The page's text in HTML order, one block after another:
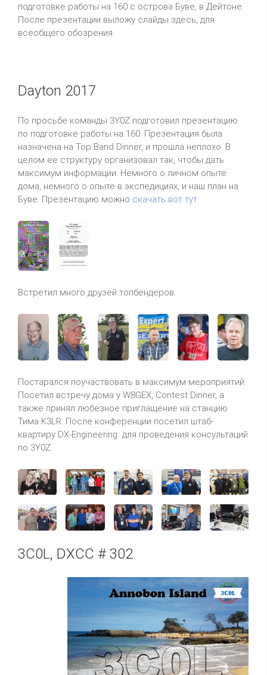
подготовке работы на 160 с острова Буве, в Дейтоне.
После презентации выложу слайды здесь, для
всеобщего обозрения.
Dayton 2017
По просьбе команды 3Y0Z подготовил презентацию
по подготовке работы на 160. Презентация была
назначена на Top Band Dinner, и прошла неплохо. В
целом ее структуру организовал так, чтобы дать
максимум информации. Немного о личном опыте
дома, немного о опыте в экспедициях, и наш план на
Буве. Презентацию можно скачать вот тут.
Встретил много друзей топбендеров.
Постарался поучаствовать в максимум мероприятий.
Посетил встречу дома у W8GEX, Contest Dinner, а
также принял любезное приглащение на станцию
Тима K3LR. После конференции посетил штаб-
квартиру DX-Engineering для проведения консультаций
по 3Y0Z.
3C0L, DXCC # 302